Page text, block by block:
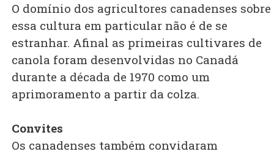
O domínio dos agricultores canadenses sobre
essa cultura em particular não é de se
estranhar. Afinal as primeiras cultivares de
canola foram desenvolvidas no Canadá
durante a década de 1970 como um
aprimoramento a partir da colza.
Convites
Os canadenses também convidaram